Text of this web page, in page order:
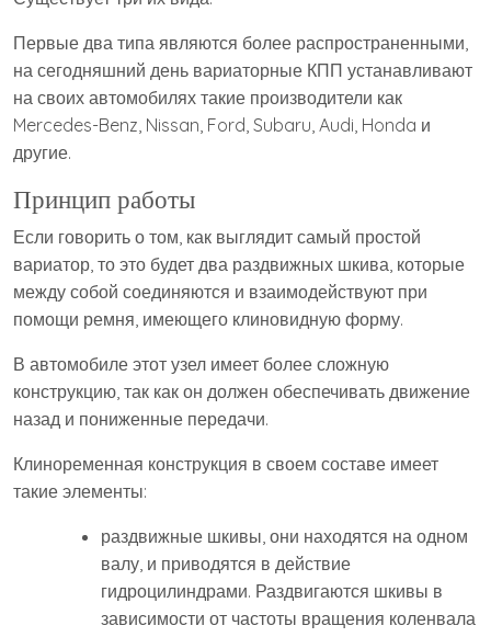
Первые два типа являются более распространенными,
на сегодняшний день вариаторные КПП устанавливают
на своих автомобилях такие производители как
Mercedes-Benz, Nissan, Ford, Subaru, Audi, Honda и
другие.
Принцип работы
Если говорить о том, как выглядит самый простой
вариатор, то это будет два раздвижных шкива, которые
между собой соединяются и взаимодействуют при
помощи ремня, имеющего клиновидную форму.
В автомобиле этот узел имеет более сложную
конструкцию, так как он должен обеспечивать движение
назад и пониженные передачи.
Клиноременная конструкция в своем составе имеет
такие элементы:
раздвижные шкивы, они находятся на одном
валу, и приводятся в действие
гидроцилиндрами. Раздвигаются шкивы в
зависимости от частоты вращения коленвала